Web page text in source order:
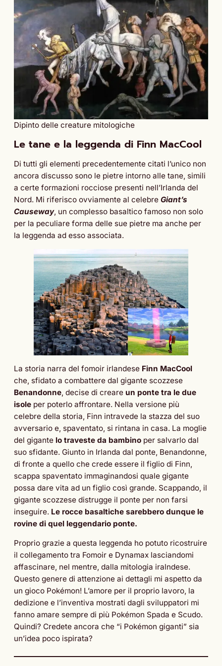
Dipinto delle creature mitologiche
Le tane e la leggenda di Finn MacCool
Di tutti gli elementi precedentemente citati l’unico non
ancora discusso sono le pietre intorno alle tane, simili
a certe formazioni rocciose presenti nell’Irlanda del
Nord. Mi riferisco ovviamente al celebre Giant’s
Causeway, un complesso basaltico famoso non solo
per la peculiare forma delle sue pietre ma anche per
la leggenda ad esso associata.
La storia narra del fomoir irlandese Finn MacCool
che, sfidato a combattere dal gigante scozzese
Benandonne, decise di creare un ponte tra le due
isole per poterlo affrontare. Nella versione più
celebre della storia, Finn intravede la stazza del suo
avversario e, spaventato, si rintana in casa. La moglie
del gigante lo traveste da bambino per salvarlo dal
suo sfidante. Giunto in Irlanda dal ponte, Benandonne,
di fronte a quello che crede essere il figlio di Finn,
scappa spaventato immaginandosi quale gigante
possa dare vita ad un figlio così grande. Scappando, il
gigante scozzese distrugge il ponte per non farsi
inseguire. Le rocce basaltiche sarebbero dunque le
rovine di quel leggendario ponte.
Proprio grazie a questa leggenda ho potuto ricostruire
il collegamento tra Fomoir e Dynamax lasciandomi
affascinare, nel mentre, dalla mitologia iralndese.
Questo genere di attenzione ai dettagli mi aspetto da
un gioco Pokémon! L’amore per il proprio lavoro, la
dedizione e l’inventiva mostrati dagli sviluppatori mi
fanno amare sempre di più Pokémon Spada e Scudo.
Quindi? Credete ancora che “i Pokémon giganti” sia
un’idea poco ispirata?